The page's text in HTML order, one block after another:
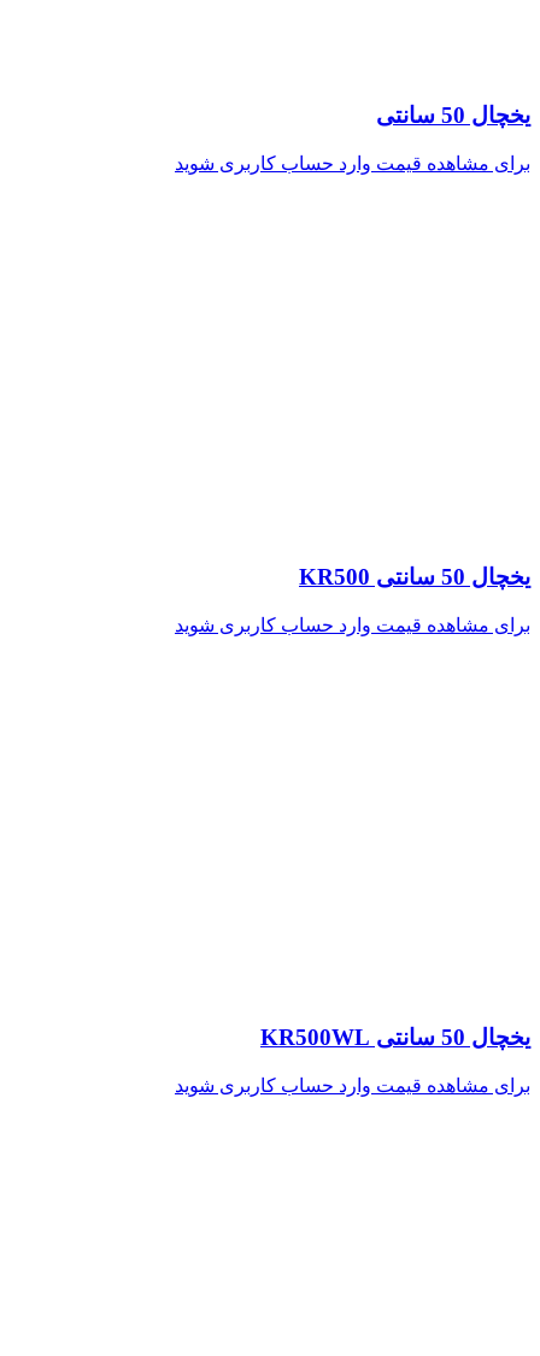
یخچال 50 سانتی
برای مشاهده قیمت وارد حساب کاربری شوید
یخچال 50 سانتی KR500
برای مشاهده قیمت وارد حساب کاربری شوید
یخچال 50 سانتی KR500WL
برای مشاهده قیمت وارد حساب کاربری شوید